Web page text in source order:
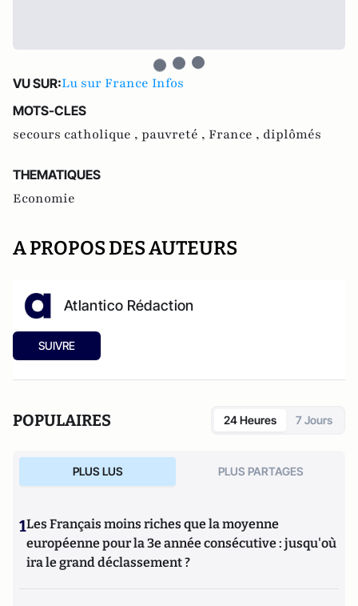
VU SUR:Lu sur France Infos
MOTS-CLES
secours catholique , pauvreté , France , diplômés
THEMATIQUES
Economie
A PROPOS DES AUTEURS
Atlantico Rédaction
SUIVRE
POPULAIRES 24 Heures 7 Jours
PLUS LUS PLUS PARTAGES
1Les Français moins riches que la moyenne
européenne pour la 3e année consécutive : jusqu'où
ira le grand déclassement ?